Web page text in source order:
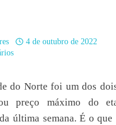
4 de outubro de 2022
do Norte foi um dos
preço máximo do
última semana. É o que